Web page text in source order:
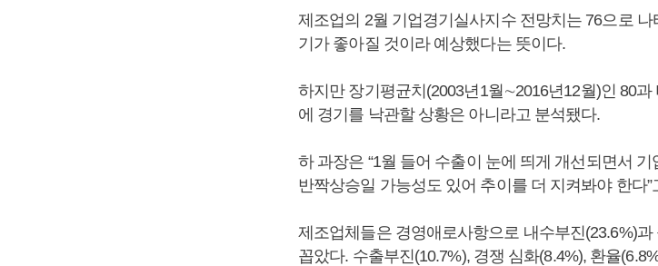
제조업의 2월 기업경기실사지수 전망치는 76으로
기가 좋아질 것이라 예상했다는 뜻이다.
하지만 장기평균치(2003년1월∼2016년12월)인 80
에 경기를 낙관할 상황은 아니라고 분석됐다.
하 과장은 “1월 들어 수출이 눈에 띄게 개선되면서
반짝상승일 가능성도 있어 추이를 더 지켜봐야 한다”
제조업체들은 경영애로사항으로 내수부진(23.6%)과
꼽았다. 수출부진(10.7%), 경쟁 심화(8.4%), 환율